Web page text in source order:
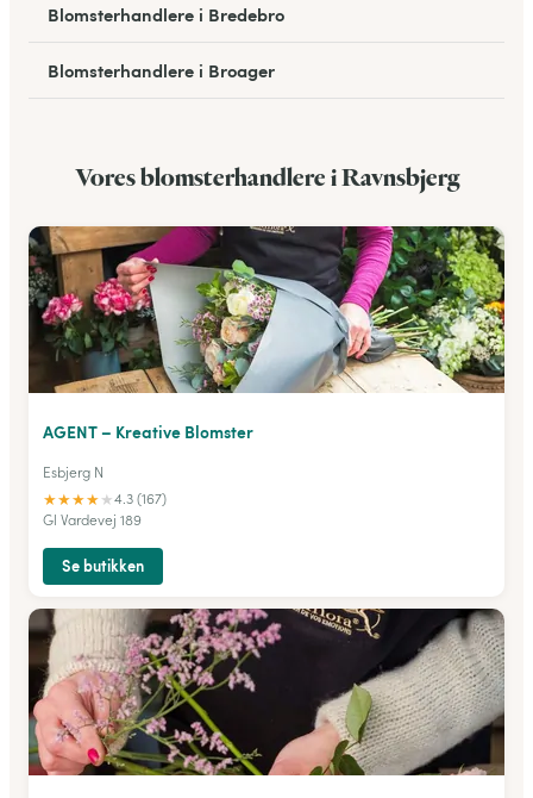
Blomsterhandlere i Bredebro
Blomsterhandlere i Broager
Blomsterhandlere i Egtved
Vores blomsterhandlere i Ravnsbjerg
AGENT – Kreative Blomster
Esbjerg N
★★★★★4.3 (167)
Gl Vardevej 189
Se butikken